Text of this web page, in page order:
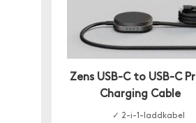
Zens USB-C to USB-C
Charging Cable
✓ 2-i-1-laddkabel